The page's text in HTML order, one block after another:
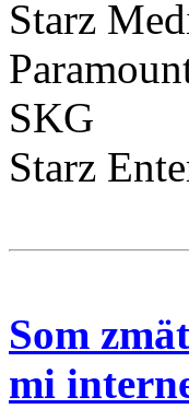
Starz
SKG
Starz
Som
mi